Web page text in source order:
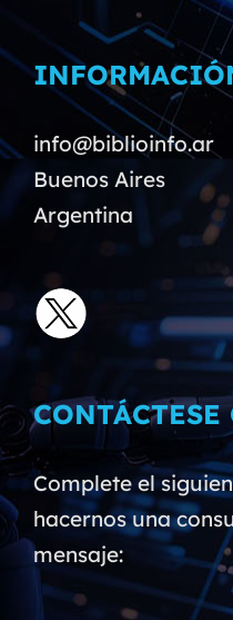
info@biblioinfo.ar
Buenos Aires
Argentina
Complete el
hacernos una
mensaje: